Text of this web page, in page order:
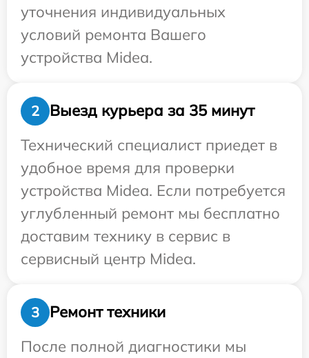
уточнения индивидуальных
условий ремонта Вашего
устройства Midea.
2
Выезд курьера за 35 минут
Технический специалист приедет в
удобное время для проверки
устройства Midea. Если потребуется
углубленный ремонт мы бесплатно
доставим технику в сервис в
сервисный центр Midea.
3
Ремонт техники
После полной диагностики мы